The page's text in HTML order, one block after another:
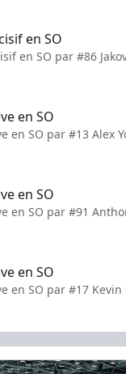
en SO
en SO par #86
en SO
en SO par #13 Alex
en SO
en SO par #91
en SO
en SO par #17 Kevin